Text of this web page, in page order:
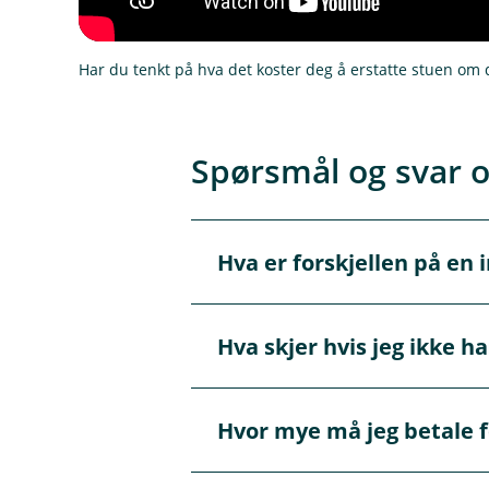
Har du tenkt på hva det koster deg å erstatte stuen om
Spørsmål og svar
Hva er forskjellen på en
n
u
Se for deg at dusnur
Husforsikringen
og kjøkkeninnredningen.
Innboforsikringen
Hva skjer hvis jeg ikke
n
u
skader tingene dine, får du
Hvor mye må jeg betale
n